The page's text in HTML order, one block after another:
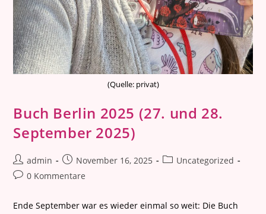
(Quelle: privat)
Buch Berlin 2025 (27. und 28.
September 2025)
Beitrags-
Autor:
admin
Beitrag
veröffentlicht:
November 16, 2025
Beitrags-
Uncategorized
Beitrags-
0 Kommentare
Ende September war es wieder einmal so weit: Die Buch